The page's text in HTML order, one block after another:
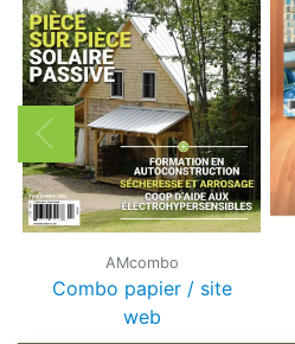
AMcombo
Combo papier / site
web